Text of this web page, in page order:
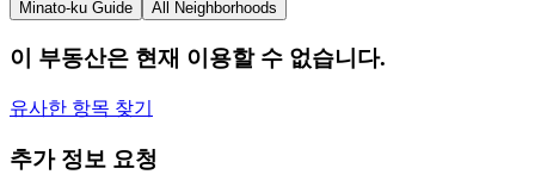
Minato-ku Guide All Neighborhoods
이 부동산은 현재 이용할 수 없습니다.
유사한 항목 찾기
추가 정보 요청